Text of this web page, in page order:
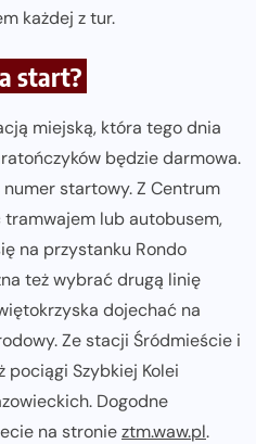
każdej z tur.
start?
miejską, która tego dnia
będzie darmowa.
startowy. Z Centrum
lub autobusem,
na przystanku Rondo
też wybrać drugą linię
dojechać na
Ze stacji Śródmieście i
pociągi Szybkiej Kolei
Dogodne
na stronieztm.waw.pl.